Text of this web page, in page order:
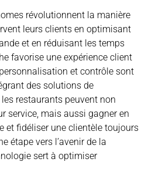
révolutionnent la manière
leurs clients en optimisant
et en réduisant les temps
favorise une expérience client
et contrôle sont
des solutions de
restaurants peuvent non
service, mais aussi gagner en
et fidéliser une clientèle toujours
étape vers l’avenir de la
sert à optimiser